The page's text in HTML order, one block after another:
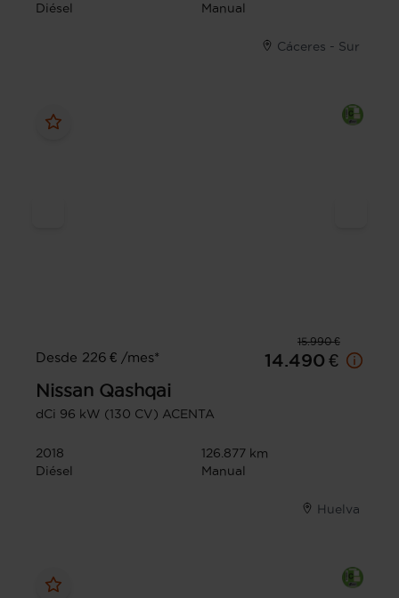
Diésel
Manual
Cáceres - Sur
15.990 €
Desde 226 € /mes*
14.490 €
Nissan Qashqai
dCi 96 kW (130 CV) ACENTA
2018
126.877 km
Diésel
Manual
Huelva